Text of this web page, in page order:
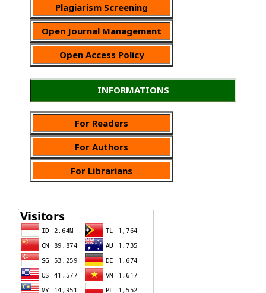
Plagiarism Screening
Open Journal Management
Open Access Policy
INFORMATIONS
For Readers
For Authors
For Librarians